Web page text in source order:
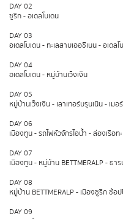
DAY 02
ซูริก - อเดลโบเดน
DAY 03
อเดลโบเดน - ทะเลสาบเออชีเนน - อเดลโ
DAY 04
อเดลโบเดน - หมู่บ้านเว็งเงิน
DAY 05
หมู่บ้านเว็งเงิน - เลาเทอร์บรุนเนิน - เมอ
DAY 06
เมืองทูน - รถไฟหัวจักรไอน้ำ - ล่องเรือท
DAY 07
เมืองทูน - หมู่บ้าน BETTMERALP - ธาร
DAY 08
หมู่บ้าน BETTMERALP - เมืองซูริก ช้อ
DAY 09